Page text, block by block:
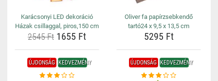
Karácsonyi LED dekoráció
Házak csillaggal, piros,150 cm
2545 Ft 1655 Ft
Oliver fa papírzsebkendő
tartó24 x 9,5 x 13,5 cm
5295 Ft
ÚJDONSÁG KEDVEZMÉNY ÚJDONSÁG KEDVEZMÉNY